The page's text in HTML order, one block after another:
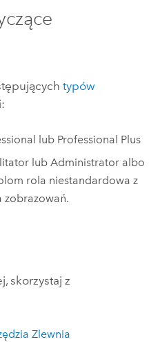
typów
lub Professional Plus
lub Administrator albo
rola niestandardowa z
zobrazowań.
skorzystaj z
Zlewnia